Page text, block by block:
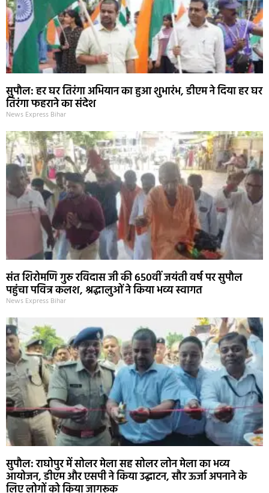
सुपौल: हर घर तिरंगा अभियान का हुआ शुभारंभ, डीएम ने दिया हर घर
तिरंगा फहराने का संदेश
News Express Bihar
संत शिरोमणि गुरु रविदास जी की 650वीं जयंती वर्ष पर सुपौल
पहुंचा पवित्र कलश, श्रद्धालुओं ने किया भव्य स्वागत
News Express Bihar
सुपौल: राघोपुर में सोलर मेला सह सोलर लोन मेला का भव्य
आयोजन, डीएम और एसपी ने किया उद्घाटन, सौर ऊर्जा अपनाने के